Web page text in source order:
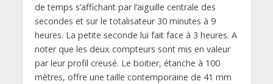
de temps s’affichant par l’aiguille centrale des
secondes et sur le totalisateur 30 minutes à 9
heures. La petite seconde lui fait face à 3 heures. A
noter que les deux compteurs sont mis en valeur
par leur profil creusé. Le boitier, étanche à 100
mètres, offre une taille contemporaine de 41 mm